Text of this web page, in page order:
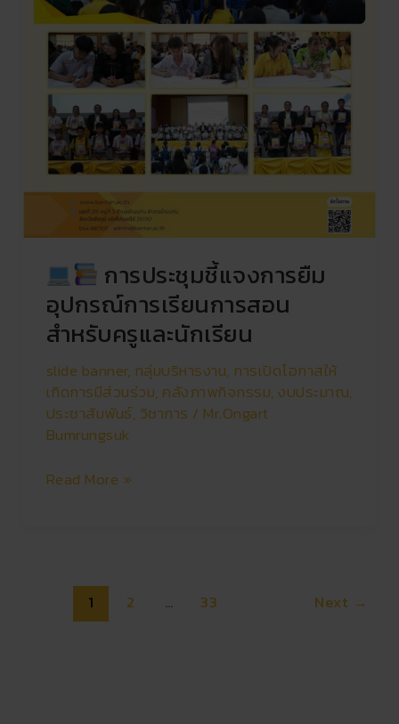
การประชุมชี้แจงการยืม
อุปกรณ์การเรียนการสอน
สำหรับครูและนักเรียน
slide banner, กลุ่มบริหารงาน, การเปิดโอกาสให้
เกิดการมีส่วนร่วม, คลังภาพกิจกรรม,งบประมาณ,
ประชาสัมพันธ์, วิชาการ / Mr.Ongart
Bumrungsuk
Read More »
1 2 … 33 Next →